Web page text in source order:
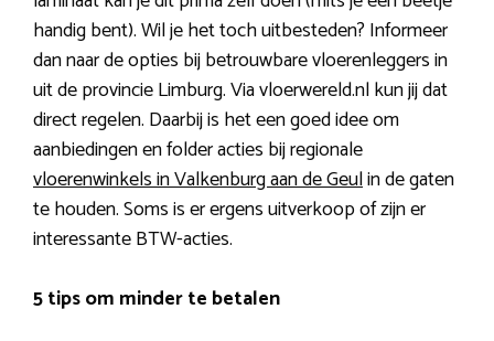
handig bent). Wil je het toch uitbesteden? Informeer
dan naar de opties bij betrouwbare vloerenleggers in
uit de provincie Limburg. Via vloerwereld.nl kun jij dat
direct regelen. Daarbij is het een goed idee om
aanbiedingen en folder acties bij regionale
vloerenwinkels in Valkenburg aan de Geulin de gaten
te houden. Soms is er ergens uitverkoop of zijn er
interessante BTW-acties.
5 tips om minder te betalen